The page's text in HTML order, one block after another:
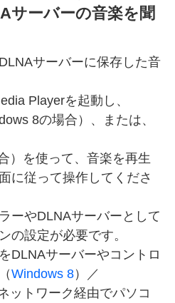
サーバーの音楽を聞
サーバーに保存した音
Playerを起動し、
8の場合）、または、
）を使って、音楽を再生
に従って操作してくださ
ーやDLNAサーバーとして
の設定が必要です。
DLNAサーバーやコントロ
Windows 8）／
ットワーク経由でパソコ